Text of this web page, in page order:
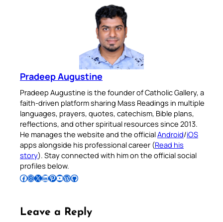
Pradeep Augustine
Pradeep Augustine is the founder of Catholic Gallery, a
faith-driven platform sharing Mass Readings in multiple
languages, prayers, quotes, catechism, Bible plans,
reflections, and other spiritual resources since 2013.
He manages the website and the officialAndroid/iOS
apps alongside his professional career (Read his
story). Stay connected with him on the official social
profiles below.
Follow Pradeep on Facebook Follow Pradeep on InstagramFollow Pradeep on X Follow Pradeep on LinkedIn Follow Pradeep on Pinterest Subscribe to Pradeep’s Youtube Channel Follow Pradeep on WordPress Follow Pradeep on GitHub
Leave a Reply